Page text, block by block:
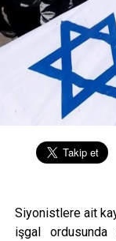
Siyonistlere ait
işgal